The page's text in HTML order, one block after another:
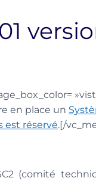
en place un
est réservé.[/
(comité